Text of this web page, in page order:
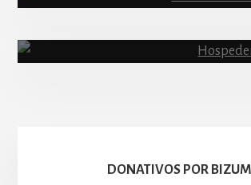
DONATIVOS POR BIZUM